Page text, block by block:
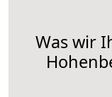
Was wir